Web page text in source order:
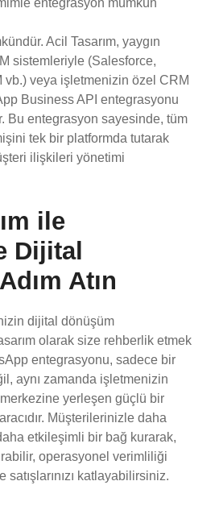
entegrasyon mümkün
Acil Tasarım, yaygın
sistemleriyle (Salesforce,
vb.) veya işletmenizin özel CRM
Business API entegrasyonu
Bu entegrasyon sayesinde, tüm
tek bir platformda tutarak
ilişkileri yönetimi
ile
Dijital
Atın
dijital dönüşüm
olarak size rehberlik etmek
entegrasyonu, sadece bir
aynı zamanda işletmenizin
yerleşen güçlü bir
Müşterilerinizle daha
etkileşimli bir bağ kurarak,
operasyonel verimliliği
katlayabilirsiniz.